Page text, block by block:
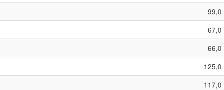
99,0
67,0
66,0
125,0
117,0